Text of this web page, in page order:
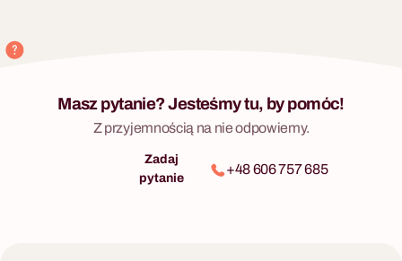
Warsztaty bębniarskie
Masz pytanie? Jesteśmy tu, by pomóc!
Z przyjemnością na nie odpowiemy.
Zadaj
pytanie
+48 606 757 685